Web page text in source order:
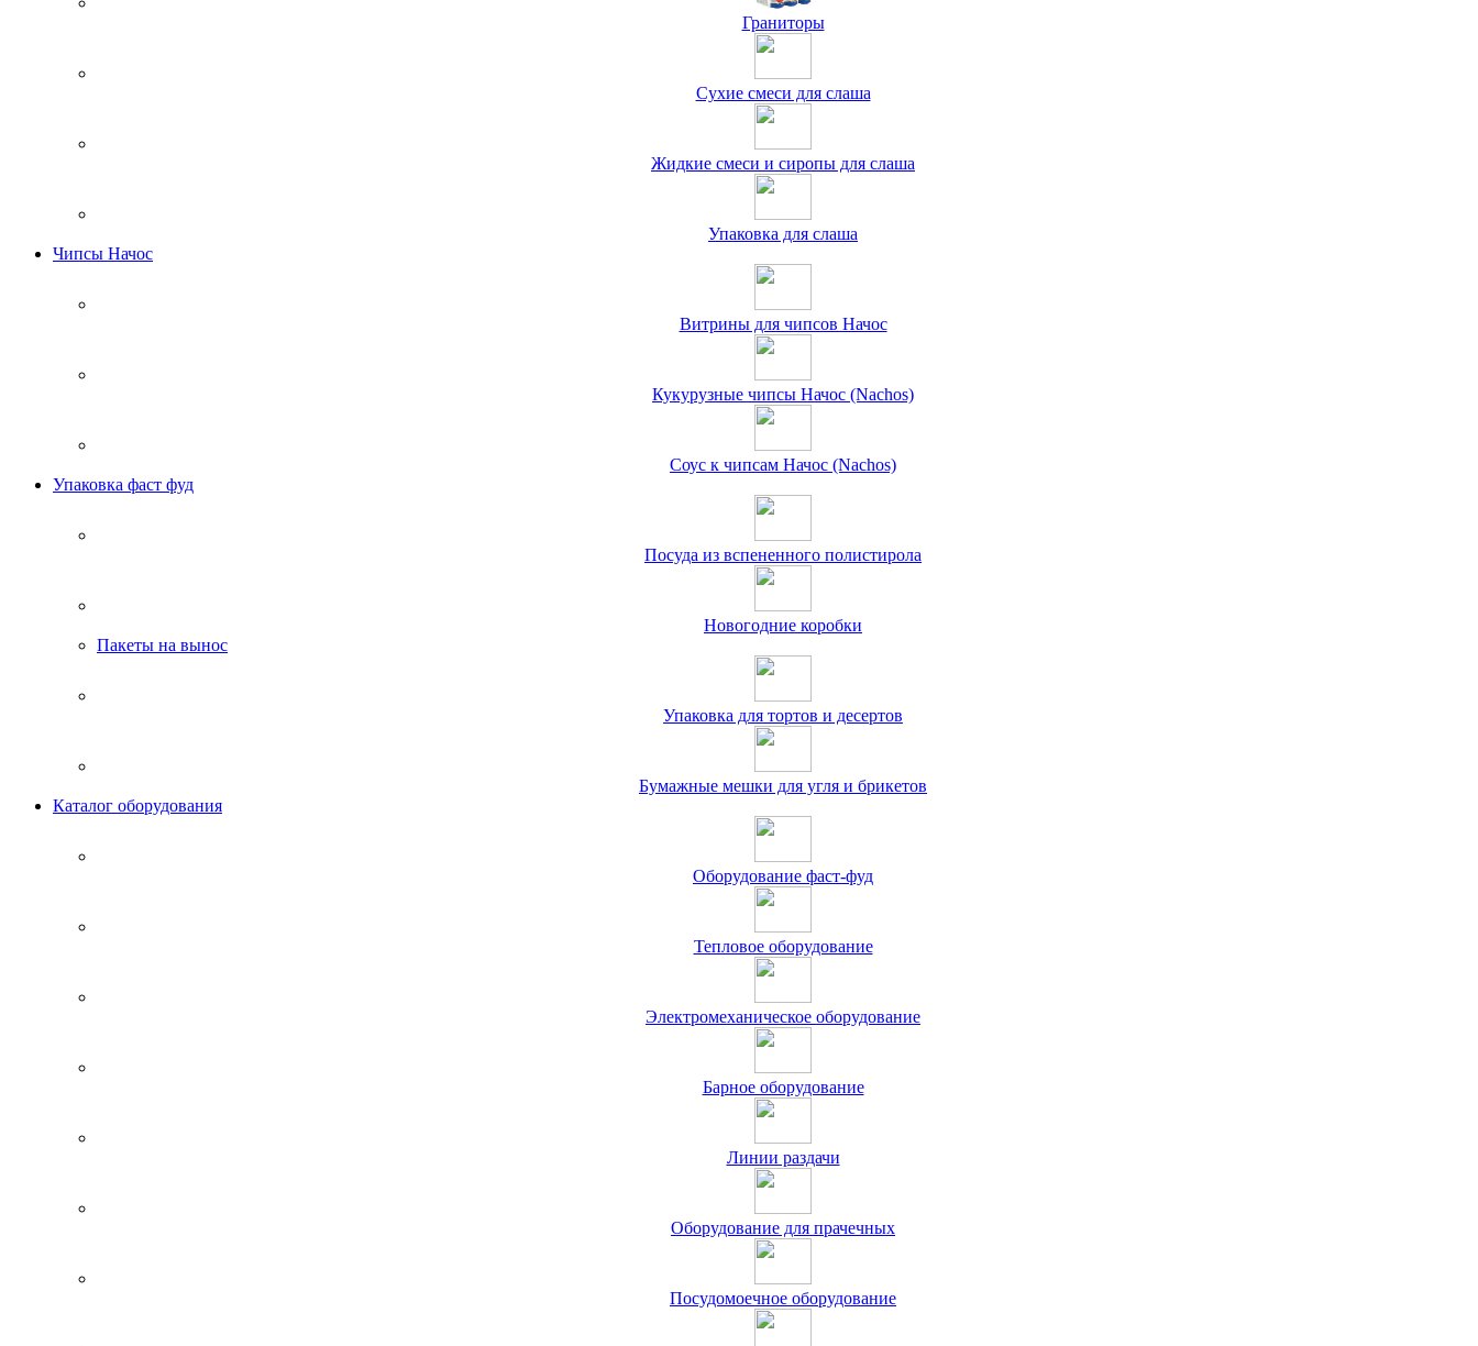
Граниторы
Сухие смеси для слаша
Жидкие смеси и сиропы для слаша
Упаковка для слаша
Чипсы Начос
Витрины для чипсов Начос
Кукурузные чипсы Начос (Nachos)
Соус к чипсам Начос (Nachos)
Упаковка фаст фуд
Посуда из вспененного полистирола
Новогодние коробки
Пакеты на вынос
Упаковка для тортов и десертов
Бумажные мешки для угля и брикетов
Каталог оборудования
Оборудование фаст-фуд
Тепловое оборудование
Электромеханическое оборудование
Барное оборудование
Линии раздачи
Оборудование для прачечных
Посудомоечное оборудование